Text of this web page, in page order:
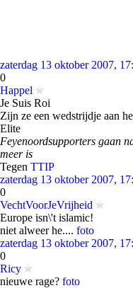
zaterdag 13 oktober 2007,
0
Happel
Je Suis Roi
Zijn ze een wedstrijdje aan
Elite
Feyenoordsupporters gaan
meer is
Tegen TTIP
zaterdag 13 oktober 2007,
0
VechtVoorJeVrijheid
Europe isn\'t islamic!
niet alweer he.... foto
zaterdag 13 oktober 2007,
0
Ricy
nieuwe rage? foto